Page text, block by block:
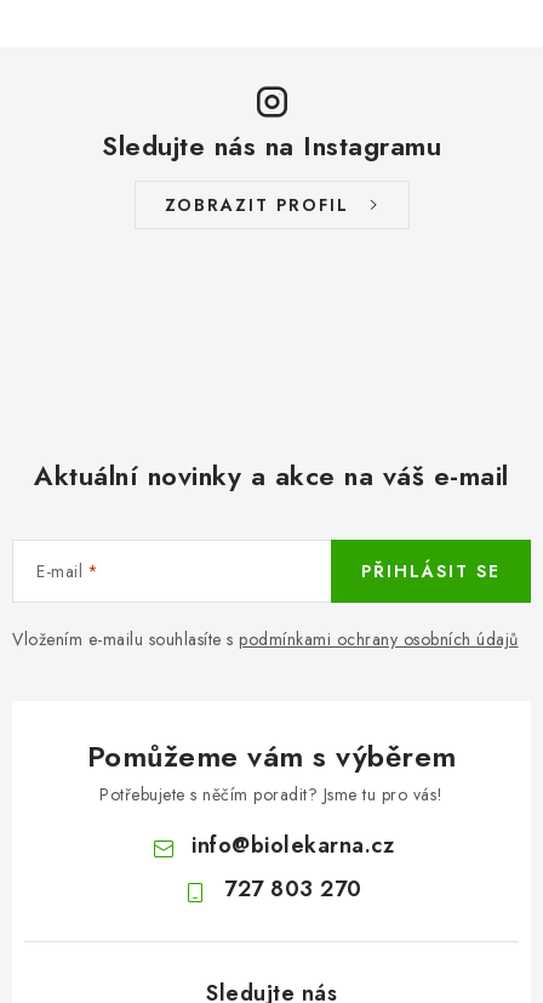
Sledujte nás na Instagramu
ZOBRAZIT PROFIL
Aktuální novinky a akce na váš e-mail
E-mail
Vložením e-mailu souhlasíte s podmínkami ochrany osobních údajů
PŘIHLÁSIT SE
Pomůžeme vám s výběrem
Potřebujete s něčím poradit? Jsme tu pro vás!
info@biolekarna.cz
727 803 270